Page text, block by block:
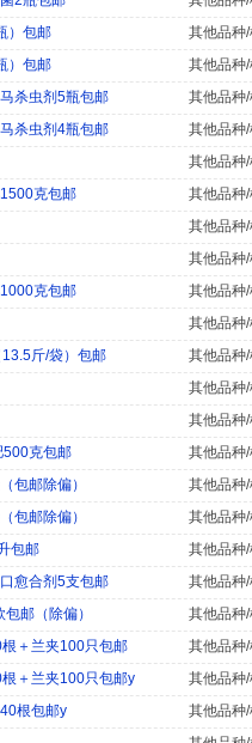
）包邮
其他品种
）包邮
其他品种
杀虫剂5瓶包邮
其他品种
杀虫剂4瓶包邮
其他品种
其他品种
克包邮
其他品种
其他品种
其他品种
克包邮
其他品种
其他品种
斤/袋）包邮
其他品种
其他品种
其他品种
500克包邮
其他品种
包邮除偏）
其他品种
包邮除偏）
其他品种
包邮
其他品种
愈合剂5支包邮
其他品种
邮（除偏）
其他品种
＋兰夹100只包邮
其他品种
＋兰夹100只包邮y
其他品种
根包邮y
其他品种